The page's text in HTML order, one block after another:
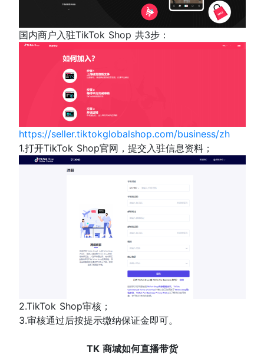
国内商户入驻TikTok Shop 共3步：
https://seller.tiktokglobalshop.com/business/zh
1.打开TikTok Shop官网，提交入驻信息资料；
2.TikTok Shop审核；
3.审核通过后按提示缴纳保证金即可。
TK 商城如何直播带货